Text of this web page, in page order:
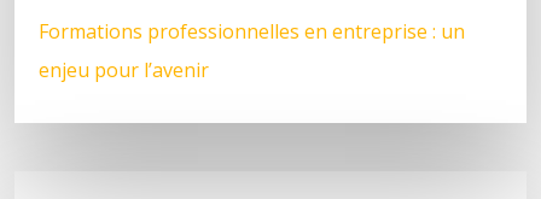
Formations professionnelles en entreprise : un
enjeu pour l’avenir